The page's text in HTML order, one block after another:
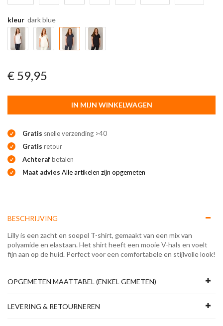
kleur dark blue
€ 59,95
IN MIJN WINKELWAGEN
Gratis snelle verzending >40
Gratis retour
Achterafbetalen
Maat advies Alle artikelen zijn opgemeten
BESCHRIJVING
Lilly is een zacht en soepel T-shirt, gemaakt van een mix van
polyamide en elastaan. Het shirt heeft een mooie V-hals en voelt
fijn aan op de huid. Perfect voor een comfortabele en stijlvolle look!
OPGEMETEN MAATTABEL (ENKEL GEMETEN)
LEVERING & RETOURNEREN